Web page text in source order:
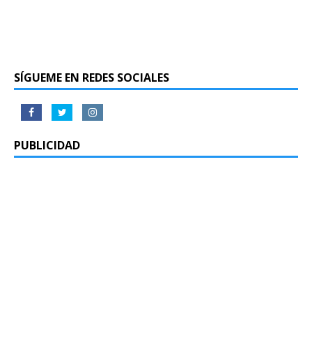
SÍGUEME EN REDES SOCIALES
PUBLICIDAD